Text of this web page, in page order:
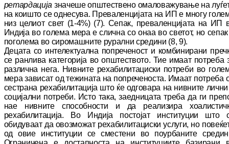
ретардација значеше општествено омаловажување на
на коишто се однесува. Преваленцијата на ИП е многу
низ целиот свет (1-4%) (7). Сепак, преваленцијата на ИП
Индија во голема мера е слична со онаа во светот, но
поголема во сиромашните рурални средини (8,9).
Децата со интелектуална попреченост и комбинирани
се ранлива категорија во општеството. Тие имаат потреба
различна нега. Нивните рехабилитациски потреби во голе
мера зависат од тежината на попреченоста. Имаат потреба
сестрана рехабилитација што ќе одговара на нивните
социјални потреби. Исто така, заедницата треба да ги пре
нае нивните способности и да реализира хоа
рехабилитација. Во Индија постојат институции што
обидуваат да овозможат рехабилитациски услуги, но
од овие институции се сместени во поурбаните среди